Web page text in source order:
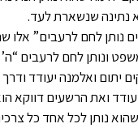
נתינה שנשארת לעד.
נותן לחם לרעבים” אלו
ונותן לחם לרעבים “ה’
יתום ואלמנה יעודד
ואת הרשעים דווקא
נותן לכל אחד כל